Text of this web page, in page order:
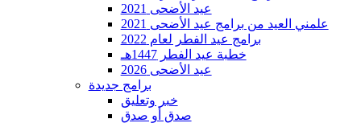
عيد الأضحى 2021
علمني العيد من برامج عيد الأضحى 2021
برامج عيد الفطر لعام 2022
خطبة عيد الفطر 1447هـ
عيد الأضحى 2026
برامج جديدة
خبر وتعليق
صدق أو صدق